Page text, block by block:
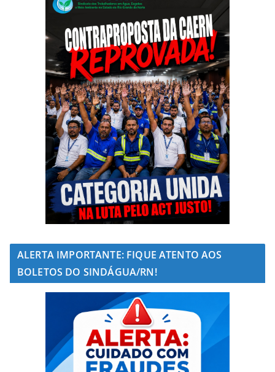
ALERTA IMPORTANTE: FIQUE ATENTO AOS
BOLETOS DO SINDÁGUA/RN!